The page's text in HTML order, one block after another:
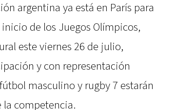
argentina ya está en París para
de los Juegos Olímpicos,
este viernes 26 de julio,
y con representación
masculino y rugby 7 estarán
competencia.